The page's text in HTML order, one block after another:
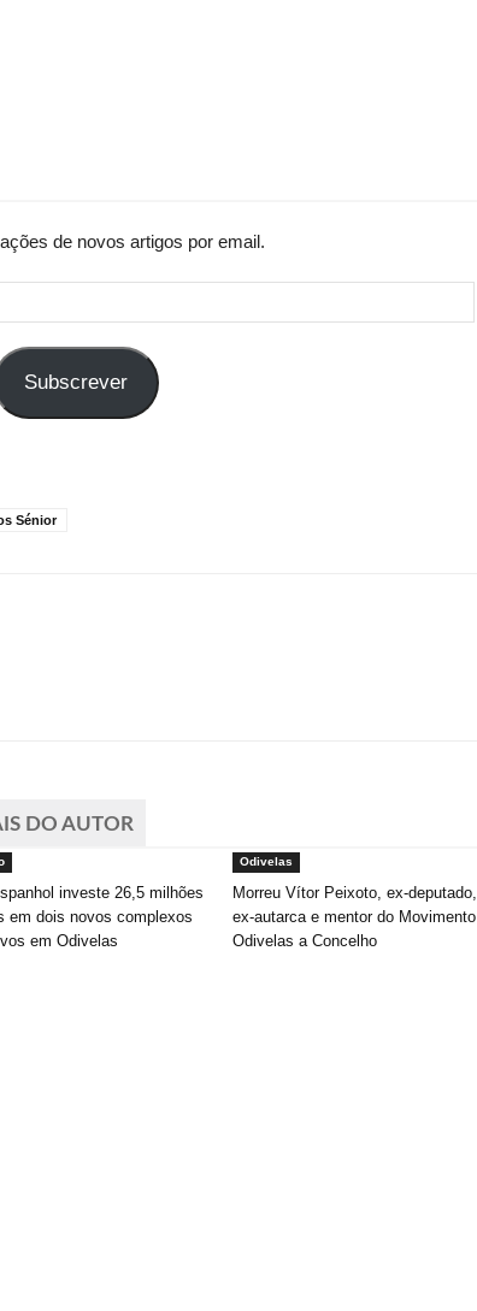
de novos artigos por email.
Subscrever
Sénior
DO AUTOR
investe 26,5 milhões
em dois novos complexos
em Odivelas
Odivelas
Morreu Vítor Peixoto, ex-deputado,
ex-autarca e mentor do Movimento
Odivelas a Concelho